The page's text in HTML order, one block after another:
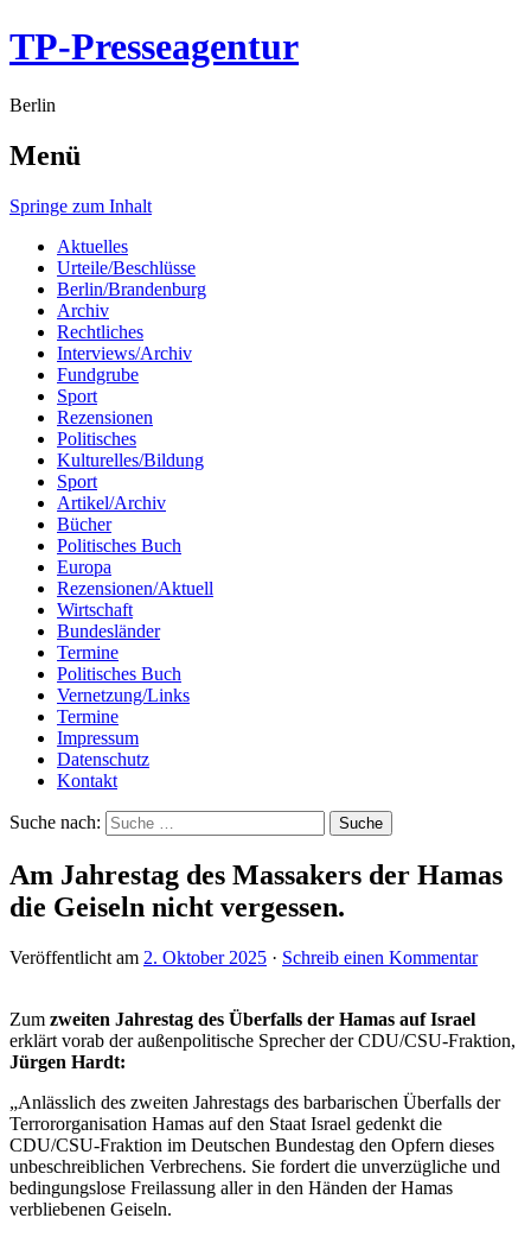
TP-Presseagentur
Berlin
Menü
Springe zum Inhalt
Aktuelles
Urteile/Beschlüsse
Berlin/Brandenburg
Archiv
Rechtliches
Interviews/Archiv
Fundgrube
Sport
Rezensionen
Politisches
Kulturelles/Bildung
Sport
Artikel/Archiv
Bücher
Politisches Buch
Europa
Rezensionen/Aktuell
Wirtschaft
Bundesländer
Termine
Politisches Buch
Vernetzung/Links
Termine
Impressum
Datenschutz
Kontakt
Suche nach:
Am Jahrestag des Massakers der Hamas
die Geiseln nicht vergessen.
Veröffentlicht am 2. Oktober 2025 · Schreib einen Kommentar
Zum zweiten Jahrestag des Überfalls der Hamas auf Israel
erklärt vorab der außenpolitische Sprecher der CDU/CSU-Fraktion,
Jürgen Hardt:
„Anlässlich des zweiten Jahrestags des barbarischen Überfalls der
Terrororganisation Hamas auf den Staat Israel gedenkt die
CDU/CSU-Fraktion im Deutschen Bundestag den Opfern dieses
unbeschreiblichen Verbrechens. Sie fordert die unverzügliche und
bedingungslose Freilassung aller in den Händen der Hamas
verbliebenen Geiseln.